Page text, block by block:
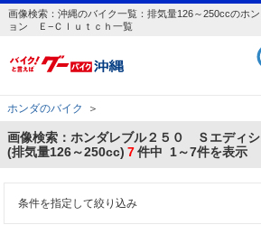
画像検索：沖縄のバイク一覧：排気量126～250ccのホ
ョン Ｅ−Ｃｌｕｔｃｈ一覧
ホンダのバイク ＞
画像検索：ホンダレブル２５０ Ｓエディ
(排気量126～250cc) 7件中 1～7件を表示
条件を指定して絞り込み